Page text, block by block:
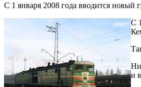
С 1 января 2008 года вводится новый
С
и